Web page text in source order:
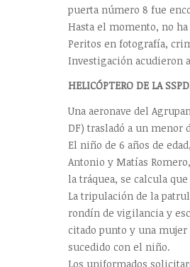
puerta número 8 fue
Hasta el momento, no
Peritos en fotografía,
Investigación acudieron
HELICÓPTERO DE LA
Una aeronave del
DF) trasladó a un menor
El niño de 6 años de
Antonio y Matías
la tráquea, se calcula
La tripulación de la
rondín de vigilancia y
citado punto y una
sucedido con el niño.
Los uniformados